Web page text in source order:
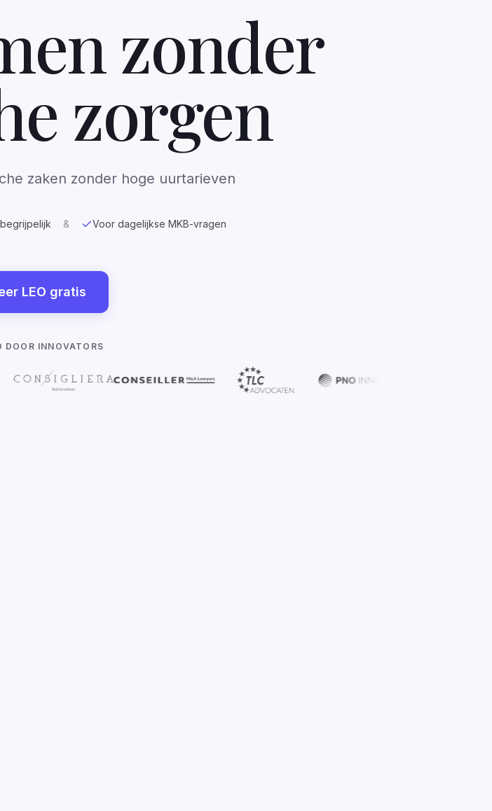
zonder
zorgen
zaken zonder hoge uurtarieven
& Voor dagelijkse MKB-vragen
LEO gratis
DOOR INNOVATORS